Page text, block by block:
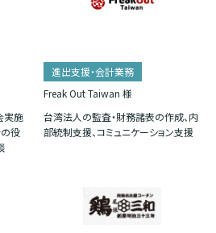
実施
の役
進出支援・会計業務
Freak Out Taiwan 様
台湾法人の監査・財務諸表の作成、内
部統制支援、コミュニケーション支援